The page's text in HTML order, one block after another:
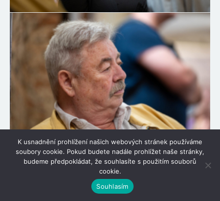
K usnadnění prohlížení našich webových stránek používáme
soubory cookie. Pokud budete nadále prohlížet naše stránky,
budeme předpokládat, že souhlasíte s použitím souborů
cookie.
Souhlasím